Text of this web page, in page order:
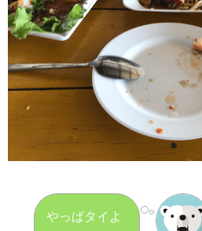
やっぱタイよ